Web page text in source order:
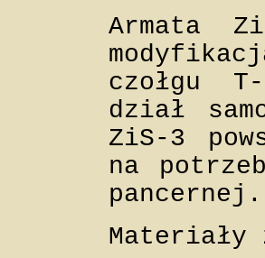
Armata
czołgu
dział
ZiS-3
na
pancernej.
Materiały